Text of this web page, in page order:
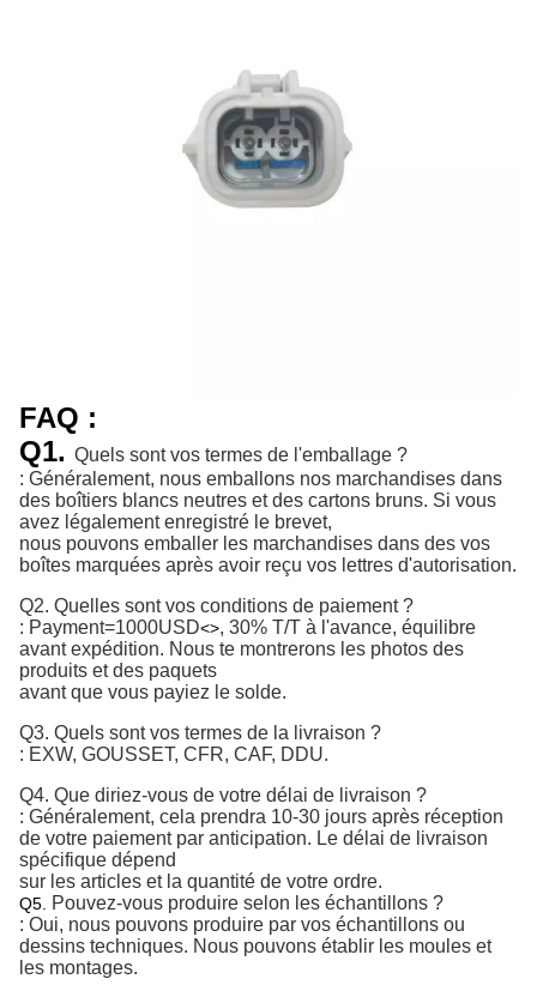
FAQ :
Q1. Quels sont vos termes de l'emballage ?
: Généralement, nous emballons nos marchandises dans
des boîtiers blancs neutres et des cartons bruns. Si vous
avez légalement enregistré le brevet,
nous pouvons emballer les marchandises dans des vos
boîtes marquées après avoir reçu vos lettres d'autorisation.
Q2. Quelles sont vos conditions de paiement ?
: Payment=1000USD<>, 30% T/T à l'avance, équilibre
avant expédition. Nous te montrerons les photos des
produits et des paquets
avant que vous payiez le solde.
Q3. Quels sont vos termes de la livraison ?
: EXW, GOUSSET, CFR, CAF, DDU.
Q4. Que diriez-vous de votre délai de livraison ?
: Généralement, cela prendra 10-30 jours après réception
de votre paiement par anticipation. Le délai de livraison
spécifique dépend
sur les articles et la quantité de votre ordre.
Q5. Pouvez-vous produire selon les échantillons ?
: Oui, nous pouvons produire par vos échantillons ou
dessins techniques. Nous pouvons établir les moules et
les montages.